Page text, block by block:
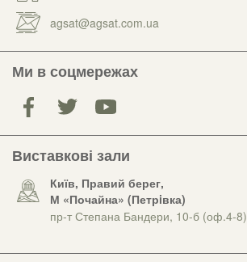
agsat@agsat.com.ua
Ми в соцмережах
Виставкові зали
Київ, Правий берег,
М «Почайна» (Петрiвка)
пр-т Степана Бандери, 10-б (оф.4-8)